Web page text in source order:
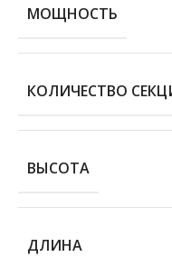
МОЩНОСТЬ
КОЛИЧЕСТВО
ВЫСОТА
ДЛИНА